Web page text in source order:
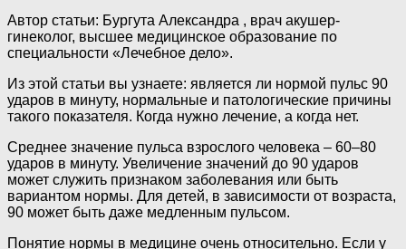
Автор статьи: Бургута Александра , врач акушер-
гинеколог, высшее медицинское образование по
специальности «Лечебное дело».
Из этой статьи вы узнаете: является ли нормой пульс 90
ударов в минуту, нормальные и патологические причины
такого показателя. Когда нужно лечение, а когда нет.
Среднее значение пульса взрослого человека – 60–80
ударов в минуту. Увеличение значений до 90 ударов
может служить признаком заболевания или быть
вариантом нормы. Для детей, в зависимости от возраста,
90 может быть даже медленным пульсом.
Понятие нормы в медицине очень относительно. Если у